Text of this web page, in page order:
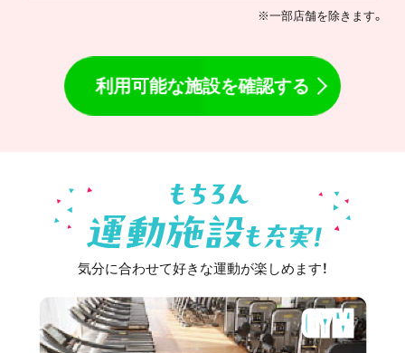
※一部店舗を除きます。
利用可能な施設を確認する
気分に合わせて好きな運動が楽しめます！
GYM